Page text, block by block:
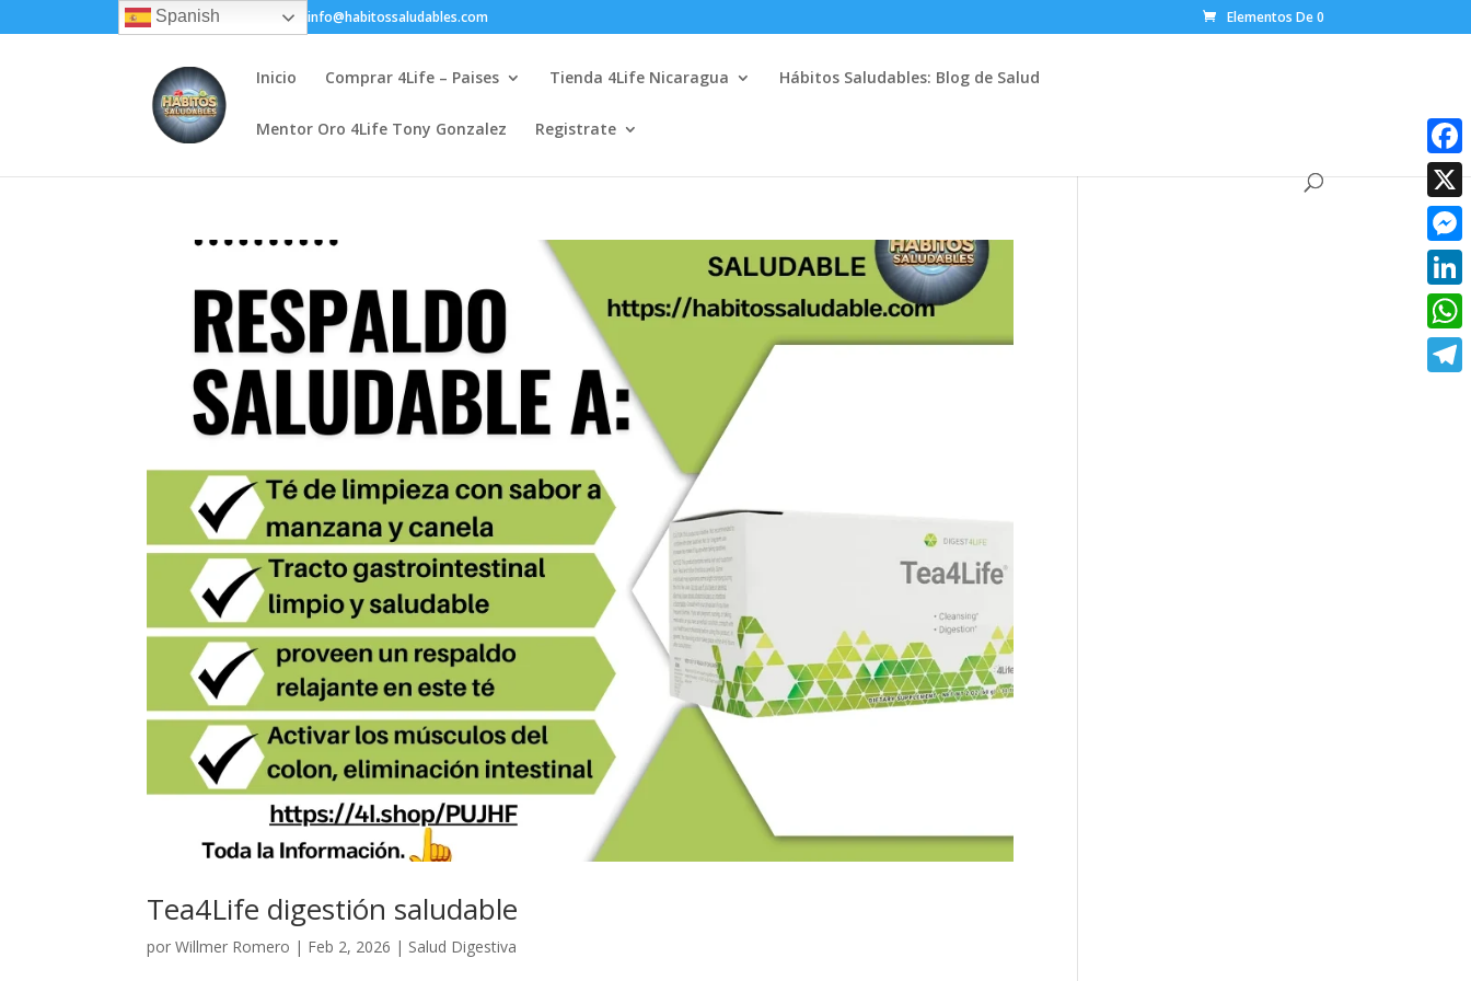
+(505) 8200-1450 info@habitossaludables.com Elementos De 0
Inicio Comprar 4Life – Paises Tienda 4Life Nicaragua Hábitos Saludables: Blog de Salud
Mentor Oro 4Life Tony Gonzalez Registrate
Tea4Life digestión saludable
porWillmer Romero | Feb 2, 2026 | Salud Digestiva
X
Spanish